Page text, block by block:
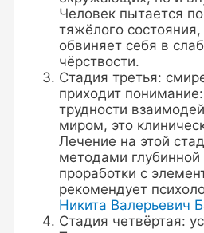
Человек пытается
тяжёлого
обвиняет себя в
чёрствости.
Стадия третья:
приходит
трудности
миром, это
Лечение на этой
методами глубинной
проработки с
рекомендует
Никита Валерьевич
Стадия четвёртая: